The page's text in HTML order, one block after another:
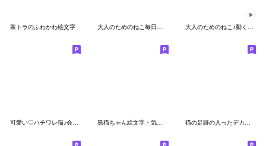
茶トラのふわかわ絵文字
可愛い♡ハチワレ猫♪会話で使おう！ 黒猫ちゃん絵文字・気持表現ポーズ集。 猫の足跡の入ったデカ絵文字